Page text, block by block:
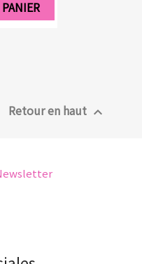
Retour en haut 